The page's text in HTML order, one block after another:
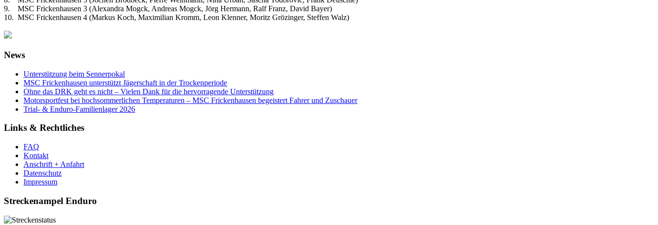
9. MSC Frickenhausen 3 (Alexandra Mogck, Andreas Mogck, Jörg Hermann, Ralf Franz, David Bayer)
10. MSC Frickenhausen 4 (Markus Koch, Maximilian Kromm, Leon Klenner, Moritz Grözinger, Steffen Walz)
News
Unterstützung beim Sennerpokal
MSC Frickenhausen unterstützt Jägerschaft in der Trockenperiode
Ohne das DRK geht es nicht – Vielen Dank für die hervorragende Unterstützung
Motorsportfest bei hochsommerlichen Temperaturen – MSC Frickenhausen begeistert Fahrer und Zuschauer
Trial- & Enduro-Familienlager 2026
Links & Rechtliches
FAQ
Kontakt
Anschrift + Anfahrt
Datenschutz
Impressum
Streckenampel Enduro